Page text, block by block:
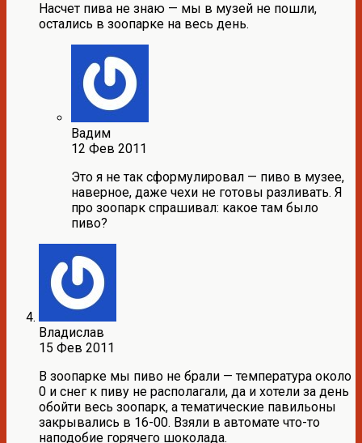
Насчет пива не знаю — мы в музей не пошли,
остались в зоопарке на весь день.
Вадим
12 Фев 2011
Это я не так сформулировал — пиво в музее,
наверное, даже чехи не готовы разливать. Я
про зоопарк спрашивал: какое там было
пиво?
Владислав
15 Фев 2011
В зоопарке мы пиво не брали — температура около
0 и снег к пиву не располагали, да и хотели за день
обойти весь зоопарк, а тематические павильоны
закрывались в 16-00. Взяли в автомате что-то
наподобие горячего шоколада.